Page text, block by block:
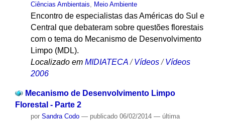
Ciências Ambientais, Meio Ambiente
Encontro de especialistas das Américas do Sul e
Central que debateram sobre questões florestais
com o tema do Mecanismo de Desenvolvimento
Limpo (MDL).
Localizado em MIDIATECA / Vídeos / Vídeos
2006
Mecanismo de Desenvolvimento Limpo
Florestal - Parte 2
por Sandra Codo — publicado06/02/2014 — última